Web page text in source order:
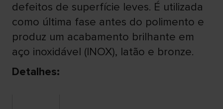
defeitos de superfície leves. É utilizada
como última fase antes do polimento e
produz um acabamento brilhante em
aço inoxidável (INOX), latão e bronze.
Detalhes: